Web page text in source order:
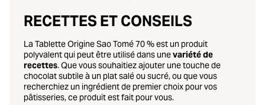
RECETTES ET CONSEILS
La Tablette Origine Sao Tomé 70 % est un produit
polyvalent qui peut être utilisé dans unevariété de
recettes. Que vous souhaitiez ajouter une touche de
chocolat subtile à un plat salé ou sucré, ou que vous
recherchiez un ingrédient de premier choix pour vos
pâtisseries, ce produit est fait pour vous.